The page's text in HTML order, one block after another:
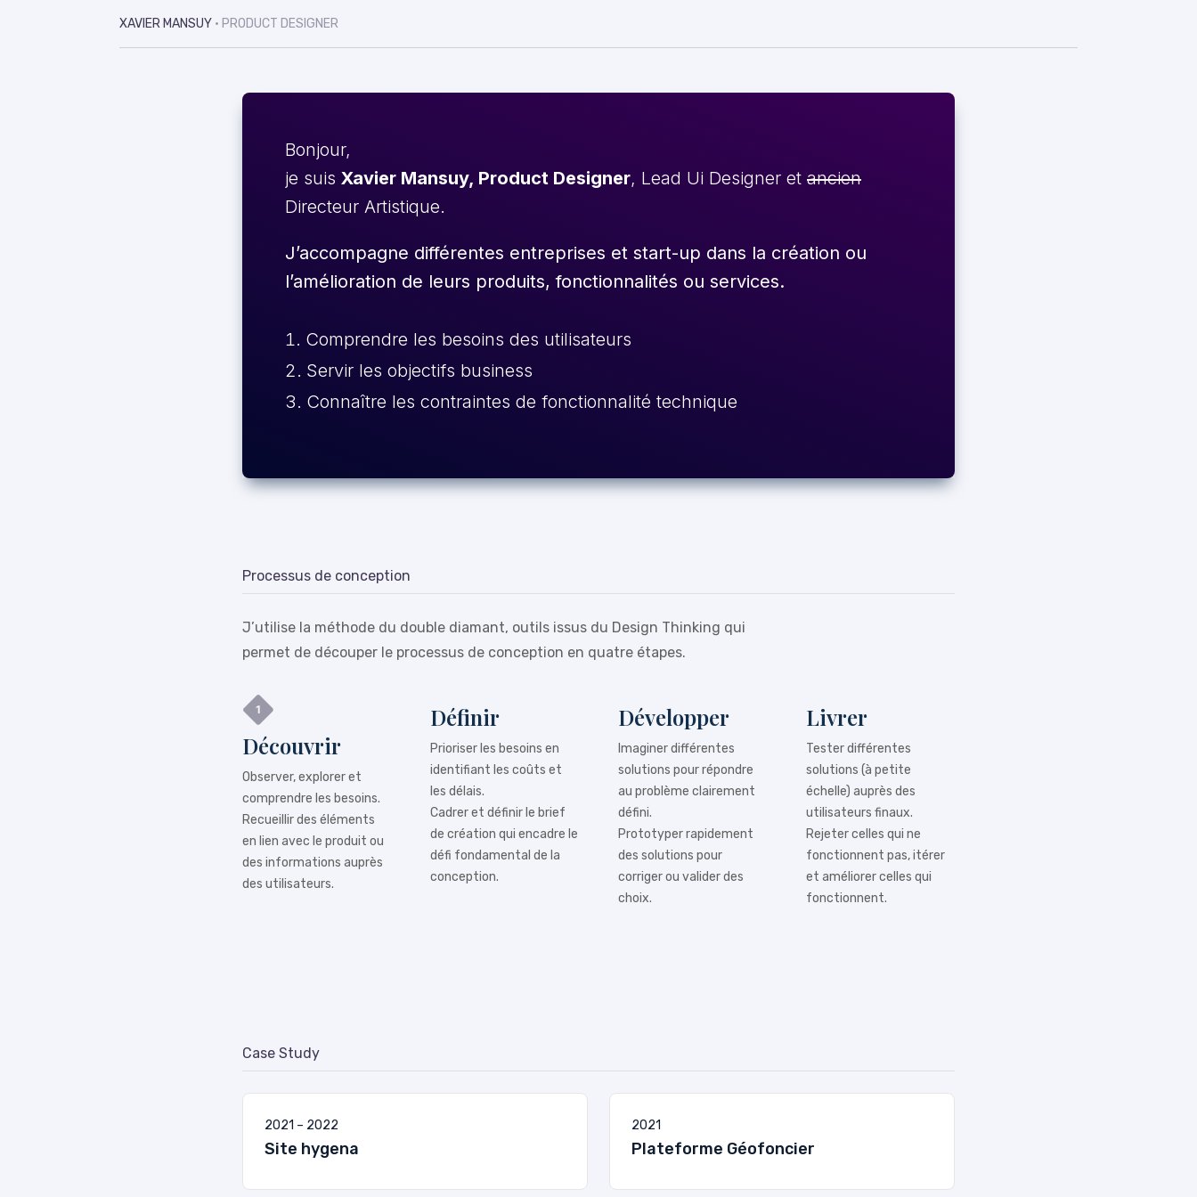
XAVIER MANSUY • PRODUCT DESIGNER
Bonjour,
je suis Xavier Mansuy, Product Designer, Lead Ui Designer et ancien
Directeur Artistique.
J’accompagne différentes entreprises et start-up dans la création ou
l’amélioration de leurs produits, fonctionnalités ou services.
Comprendre les besoins des utilisateurs
Servir les objectifs business
Connaître les contraintes de fonctionnalité technique
Processus de conception
J’utilise la méthode du double diamant, outils issus du Design Thinking qui
permet de découper le processus de conception en quatre étapes.
Découvrir
Observer, explorer et
comprendre les besoins.
Recueillir des éléments
en lien avec le produit ou
des informations auprès
des utilisateurs.
Définir
Prioriser les besoins en
identifiant les coûts et
les délais.
Cadrer et définir le brief
de création qui encadre le
défi fondamental de la
conception.
Développer
Imaginer différentes
solutions pour répondre
au problème clairement
défini.
Prototyper rapidement
des solutions pour
corriger ou valider des
choix.
Livrer
Tester différentes
solutions (à petite
échelle) auprès des
utilisateurs finaux.
Rejeter celles qui ne
fonctionnent pas, itérer
et améliorer celles qui
fonctionnent.
Case Study
2021 – 2022
Site hygena
2021
Plateforme Géofoncier